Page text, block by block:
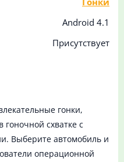
Android 4.1
Присутствует
гонки,
гоночной схватке с
Выберите автомобиль и
операционной